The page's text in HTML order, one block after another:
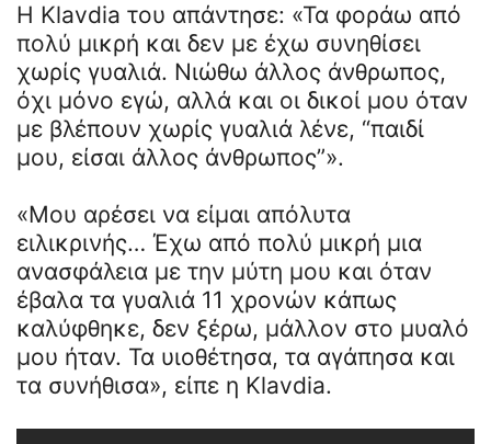
Η Klavdia του απάντησε: «Τα φοράω από
πολύ μικρή και δεν με έχω συνηθίσει
χωρίς γυαλιά. Νιώθω άλλος άνθρωπος,
όχι μόνο εγώ, αλλά και οι δικοί μου όταν
με βλέπουν χωρίς γυαλιά λένε, “παιδί
μου, είσαι άλλος άνθρωπος”».
«Μου αρέσει να είμαι απόλυτα
ειλικρινής… Έχω από πολύ μικρή μια
ανασφάλεια με την μύτη μου και όταν
έβαλα τα γυαλιά 11 χρονών κάπως
καλύφθηκε, δεν ξέρω, μάλλον στο μυαλό
μου ήταν. Τα υιοθέτησα, τα αγάπησα και
τα συνήθισα», είπε η Klavdia.